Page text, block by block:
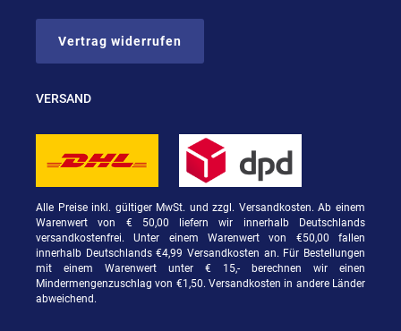
Vertrag widerrufen
VERSAND
Alle Preise inkl. gültiger MwSt. und zzgl. Versandkosten. Ab einem
Warenwert von € 50,00 liefern wir innerhalb Deutschlands
versandkostenfrei. Unter einem Warenwert von €50,00 fallen
innerhalb Deutschlands €4,99 Versandkosten an. Für Bestellungen
mit einem Warenwert unter € 15,- berechnen wir einen
Mindermengenzuschlag von €1,50. Versandkosten in andere Länder
abweichend.